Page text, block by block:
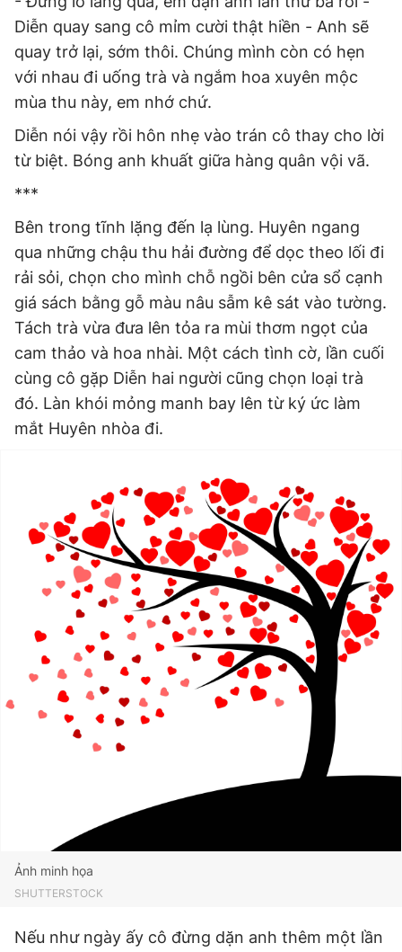
Diễn quay sang cô mỉm cười thật hiền - Anh sẽ
quay trở lại, sớm thôi. Chúng mình còn có hẹn
với nhau đi uống trà và ngắm hoa xuyên mộc
mùa thu này, em nhớ chứ.
Diễn nói vậy rồi hôn nhẹ vào trán cô thay cho lời
từ biệt. Bóng anh khuất giữa hàng quân vội vã.
***
Bên trong tĩnh lặng đến lạ lùng. Huyên ngang
qua những chậu thu hải đường để dọc theo lối đi
rải sỏi, chọn cho mình chỗ ngồi bên cửa sổ cạnh
giá sách bằng gỗ màu nâu sẫm kê sát vào tường.
Tách trà vừa đưa lên tỏa ra mùi thơm ngọt của
cam thảo và hoa nhài. Một cách tình cờ, lần cuối
cùng cô gặp Diễn hai người cũng chọn loại trà
đó. Làn khói mỏng manh bay lên từ ký ức làm
mắt Huyên nhòa đi.
Ảnh minh họa
SHUTTERSTOCK
Nếu như ngày ấy cô đừng dặn anh thêm một lần